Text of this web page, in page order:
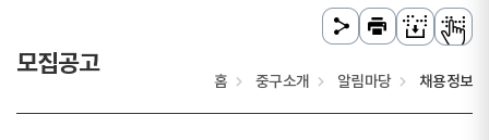
모집공고
홈 중구소개 알림마당 채용정보